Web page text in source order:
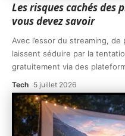
Les risques cachés des
vous devez savoir
Avec l’essor du streaming,
laissent séduire par la
gratuitement via des
Tech 5 juillet 2026